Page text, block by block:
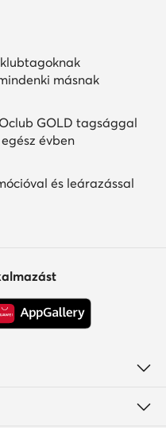
másnak
GOLD tagsággal
évben
és leárazással